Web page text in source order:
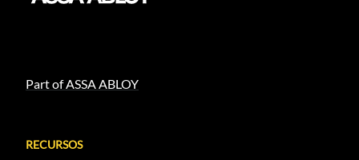
Part of ASSA ABLOY
RECURSOS